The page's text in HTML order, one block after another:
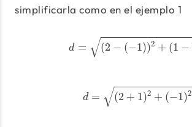
simplificarla como en el ejemplo 1
d = √(2 − (−1))2 + (1 −
=(2−(−1))2+(1−2)2
d = √(2 + 1)2 + (−1)2
=(2+1)2+(−1)2